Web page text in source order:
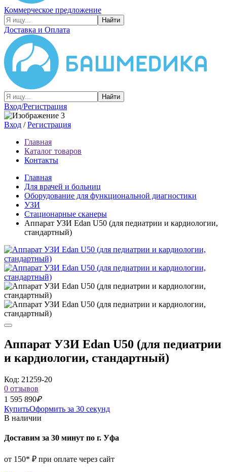
Коммерческое предложение
Найти
Доставка и Оплата
Найти
Вход/Регистрация
Вход /Регистрация
Главная
Каталог товаров
Контакты
Главная
Для врачей и больниц
Оборудование для функциональной диагностики
УЗИ
Стационарные сканеры
Аппарат УЗИ Edan U50 (для педиатрии и кардиологии,
стандартный)
Аппарат УЗИ Edan U50 (для педиатрии
и кардиологии, стандартный)
Код: 21259-20
0 отзывов
1 595 890₽
КупитьОформить за 30 секунд
В наличии
Доставим за 30 минут по г. Уфа
от 150* ₽ при оплате через сайт